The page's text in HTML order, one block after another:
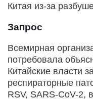
Китая из-за
Запрос
Всемирная
потребовала
Китайские власти
респираторные
RSV, SARS-CoV-